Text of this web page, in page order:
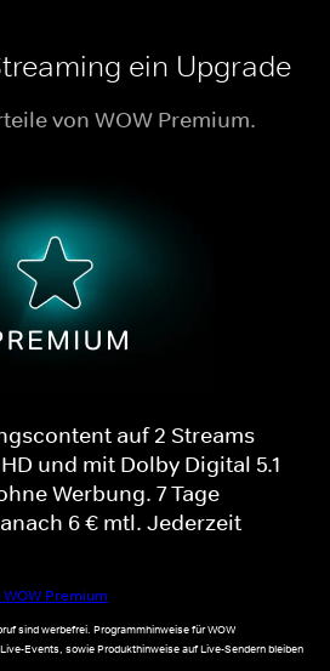
ein Upgrade
von WOW Premium.
auf 2 Streams
und mit Dolby Digital 5.1
Werbung. 7 Tage
6 € mtl. Jederzeit
Premium
sind werbefrei. Programmhinweise für WOW
Events, sowie Produkthinweise auf Live-Sendern bleiben